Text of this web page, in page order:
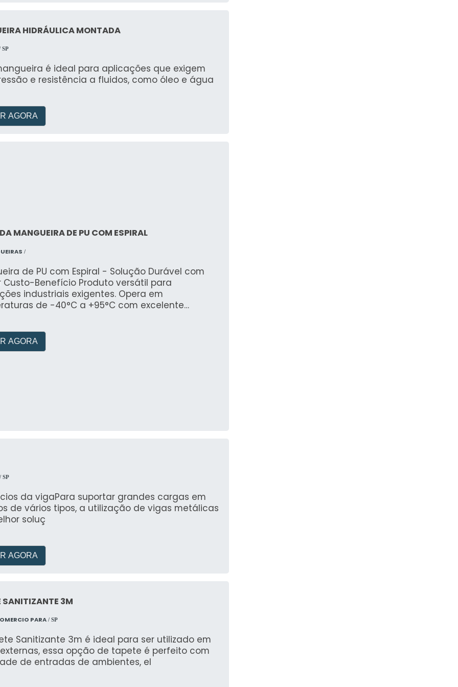
HIDRÁULICA MONTADA
SP
é ideal para aplicações que exigem
e resistência a fluidos, como óleo e água
AGORA
MANGUEIRA DE PU COM ESPIRAL
/
de PU com Espiral - Solução Durável com
Custo-Benefício Produto versátil para
industriais exigentes. Opera em
de -40°C a +95°C com excelente
química e moveleira. Solicite um orçamento
e descubra a relação ideal entre
AGORA
/ SP
da vigaPara suportar grandes cargas em
de vários tipos, a utilização de vigas metálicas
soluç
AGORA
SANITIZANTE 3M
PARA / SP
Sanitizante 3m é ideal para ser utilizado em
essa opção de tapete é perfeito com
de entradas de ambientes, el